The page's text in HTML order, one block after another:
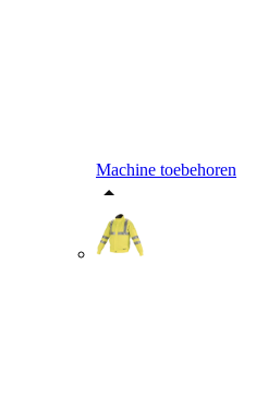
Machine toebehoren